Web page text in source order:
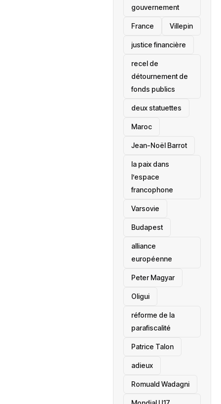
gouvernement
France Villepin
justice financière
recel de
détournement de
fonds publics
deux statuettes
Maroc
Jean-Noël Barrot
la paix dans
l’espace
francophone
‎Varsovie
Budapest
alliance
européenne
Peter Magyar
Oligui
réforme de la
parafiscalité
Patrice Talon
adieux
Romuald Wadagni